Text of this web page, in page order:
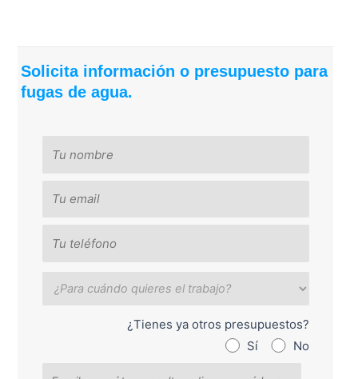
Solicita información o presupuesto para
fugas de agua.
¿Tienes ya otros presupuestos?
Sí
No